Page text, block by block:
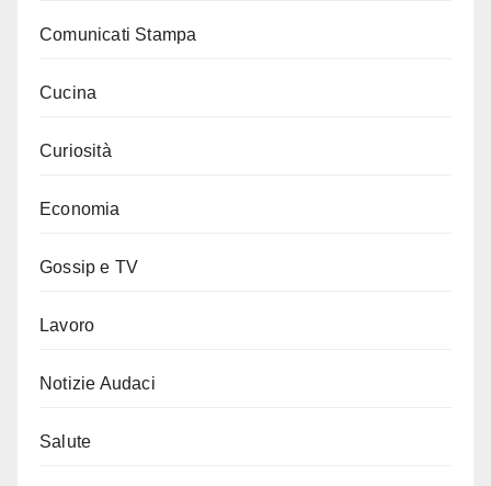
Comunicati Stampa
Cucina
Curiosità
Economia
Gossip e TV
Lavoro
Notizie Audaci
Salute